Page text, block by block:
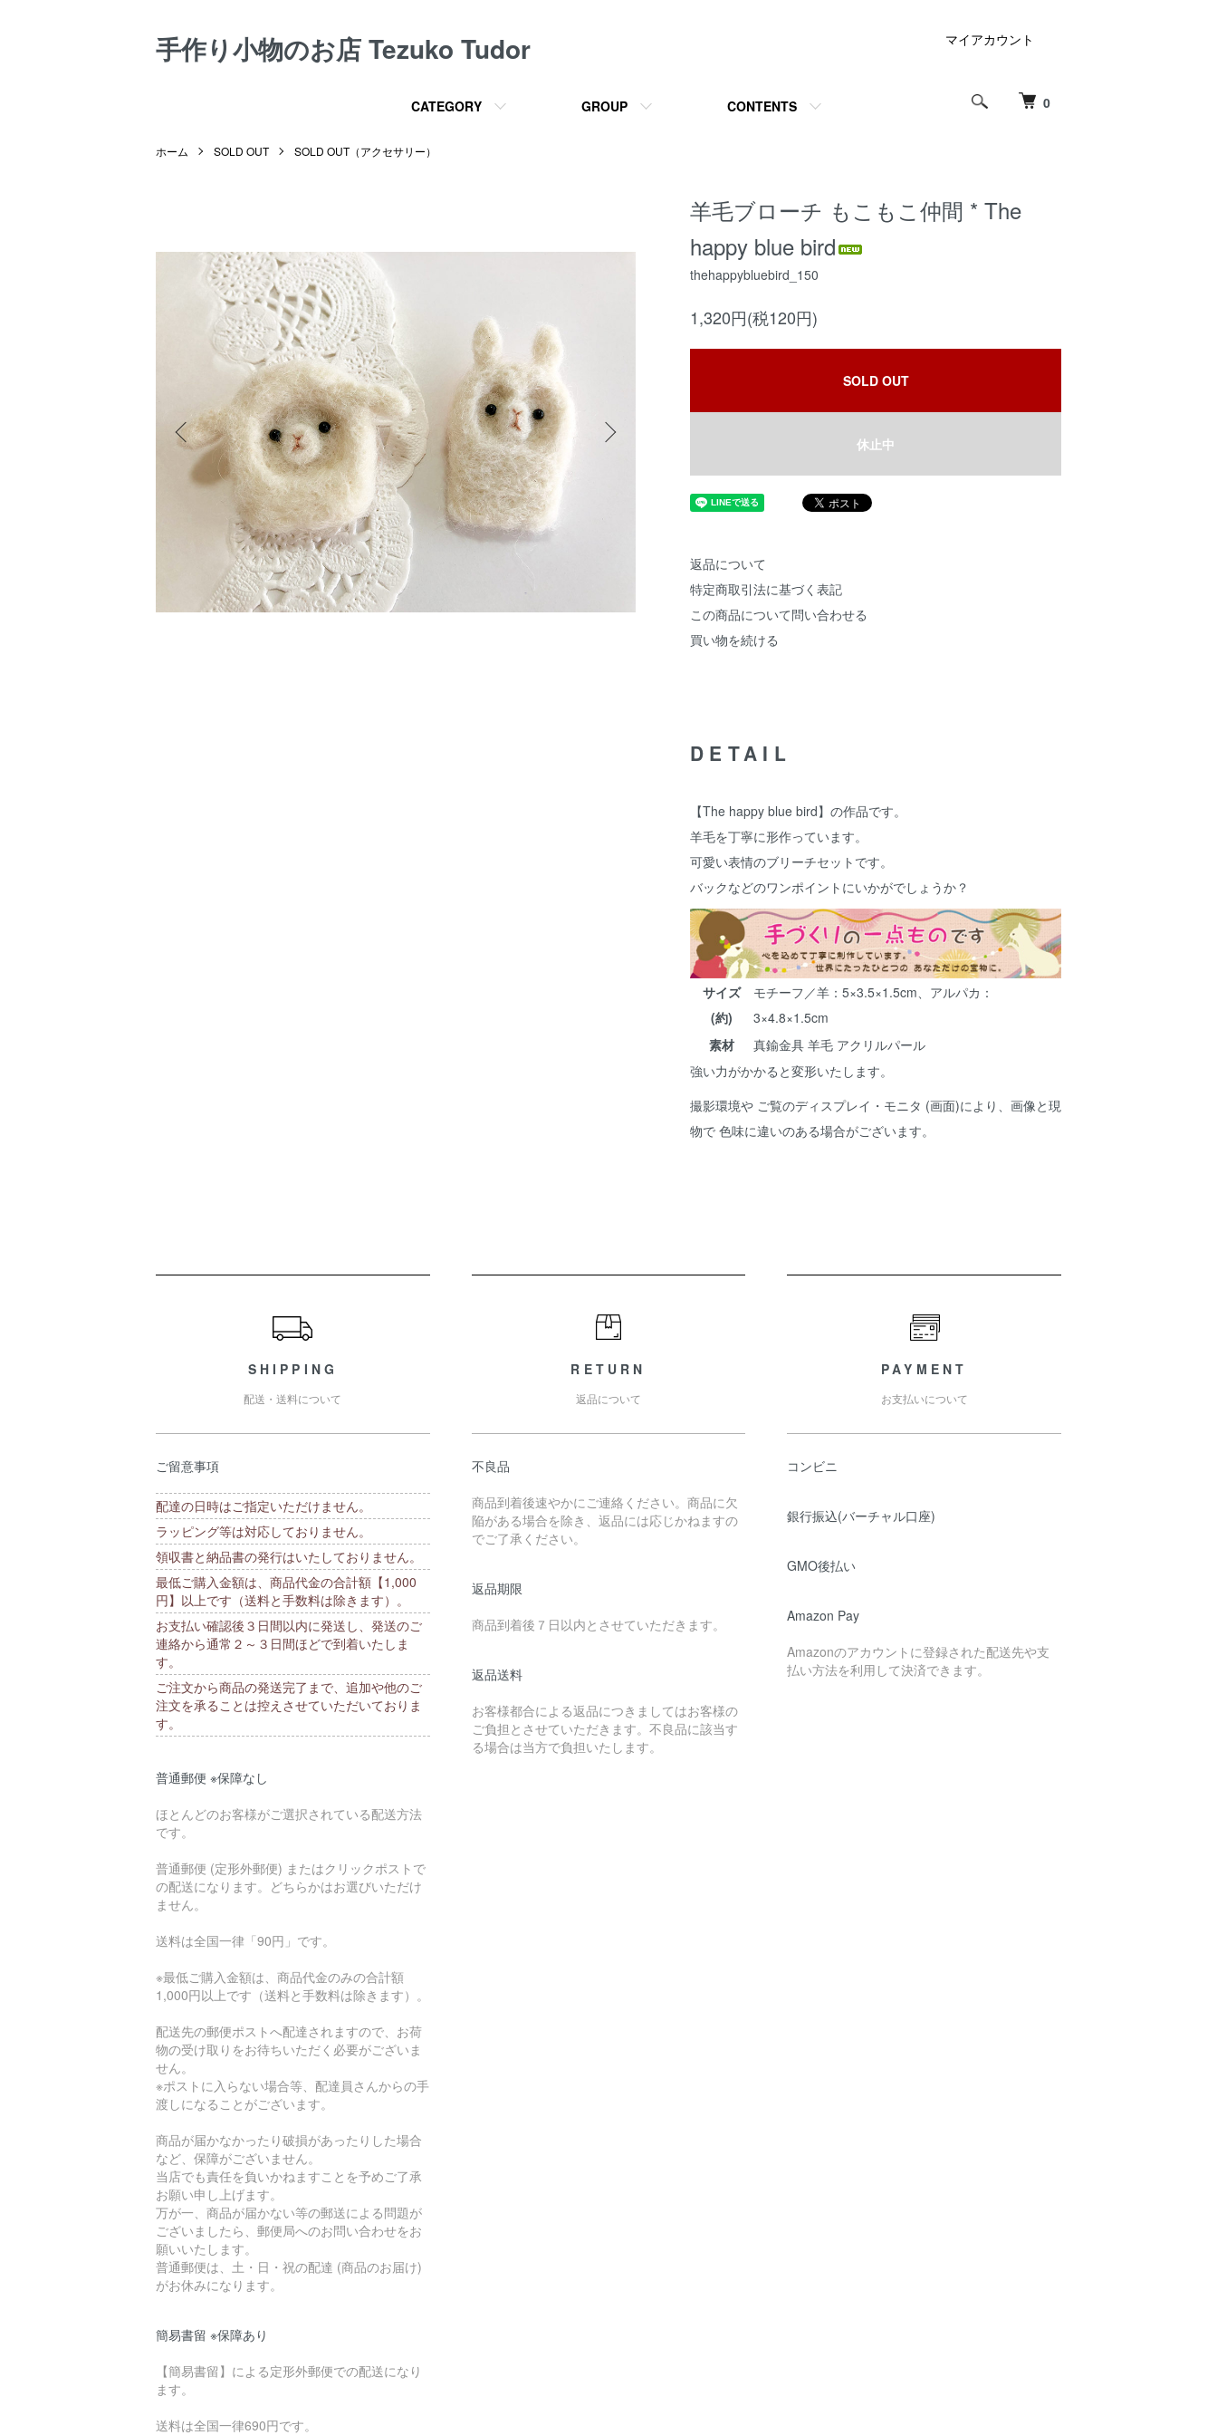
手作り小物のお店 Tezuko Tudor
0
CATEGORY GROUP CONTENTS
マイアカウント
ホーム SOLD OUT SOLD OUT（アクセサリー）
羊毛ブローチ もこもこ仲間 * The
happy blue bird
thehappybluebird_150
1,320円(税120円)
SOLD OUT
休止中
返品について
特定商取引法に基づく表記
この商品について問い合わせる
買い物を続ける
DETAIL
【The happy blue bird】の作品です。
羊毛を丁寧に形作っています。
可愛い表情のブリーチセットです。
バックなどのワンポイントにいかがでしょうか？
サイズ
(約)
モチーフ／羊：5×3.5×1.5cm、アルパカ：
3×4.8×1.5cm
素材
真鍮金具 羊毛 アクリルパール
強い力がかかると変形いたします。
撮影環境や ご覧のディスプレイ・モニタ (画面)により、画像と現
物で 色味に違いのある場合がございます。
SHIPPING
配送・送料について
ご留意事項
配達の日時はご指定いただけません。
ラッピング等は対応しておりません。
領収書と納品書の発行はいたしておりません。
最低ご購入金額は、商品代金の合計額【1,000
円】以上です（送料と手数料は除きます）。
お支払い確認後３日間以内に発送し、発送のご
連絡から通常２～３日間ほどで到着いたしま
す。
ご注文から商品の発送完了まで、追加や他のご
注文を承ることは控えさせていただいておりま
す。
普通郵便 ※保障なし
ほとんどのお客様がご選択されている配送方法
です。
普通郵便 (定形外郵便) またはクリックポストで
の配送になります。どちらかはお選びいただけ
ません。
送料は全国一律「90円」です。
※最低ご購入金額は、商品代金のみの合計額
1,000円以上です（送料と手数料は除きます）。
配送先の郵便ポストへ配達されますので、お荷
物の受け取りをお待ちいただく必要がございま
せん。
※ポストに入らない場合等、配達員さんからの手
渡しになることがございます。
商品が届かなかったり破損があったりした場合
など、保障がございません。
当店でも責任を負いかねますことを予めご了承
お願い申し上げます。
万が一、商品が届かない等の郵送による問題が
ございましたら、郵便局へのお問い合わせをお
願いいたします。
普通郵便は、土・日・祝の配達 (商品のお届け)
がお休みになります。
簡易書留 ※保障あり
【簡易書留】による定形外郵便での配送になり
ます。
送料は全国一律690円です。
RETURN
返品について
不良品
商品到着後速やかにご連絡ください。商品に欠
陥がある場合を除き、返品には応じかねますの
でご了承ください。
返品期限
商品到着後７日以内とさせていただきます。
返品送料
お客様都合による返品につきましてはお客様の
ご負担とさせていただきます。不良品に該当す
る場合は当方で負担いたします。
PAYMENT
お支払いについて
コンビニ
銀行振込(バーチャル口座)
GMO後払い
Amazon Pay
Amazonのアカウントに登録された配送先や支
払い方法を利用して決済できます。